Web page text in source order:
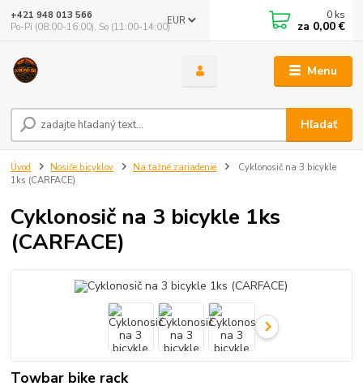
Menu
EUR
Hľadať
+421 948 013 566
Po-Pi (08:00-16:00), So (11:00-14:00)
0 ks
za 0,00 €
Úvod Nosiče bicyklov Na ťažné zariadenie
Cyklonosič na 3 bicykle
1ks (CARFACE)
Cyklonosič na 3 bicykle 1ks
(CARFACE)
Towbar bike rack